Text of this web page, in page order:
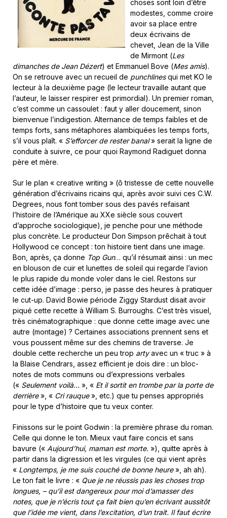
choses sont loin d’être
modestes, comme croire
avoir sa place entre
deux écrivains de
chevet, Jean de la Ville
de Mirmont (Les
dimanches de Jean Dézert) et Emmanuel Bove (Mes amis).
On se retrouve avec un recueil de punchlinesqui met KO le
lecteur à la deuxième page (le lecteur travaille autant que
l’auteur, le laisser respirer est primordial). Un premier roman,
c’est comme un cassoulet : faut y aller doucement, sinon
bienvenue l’indigestion. Alternance de temps faibles et de
temps forts, sans métaphores alambiquées les temps forts,
s’il vous plaît. « S’efforcer de rester banal» serait la ligne de
conduite à suivre, ce pour quoi Raymond Radiguet donna
père et mère.
Sur le plan « creative writing » (ô tristesse de cette nouvelle
génération d’écrivains ricains qui, après avoir suivi ces C.W.
Degrees, nous font tomber sous des pavés refaisant
l’histoire de l’Amérique au XXe siècle sous couvert
d’approche sociologique), je penche pour une méthode
plus concrète. Le producteur Don Simpson prêchait à tout
Hollywood ce concept : ton histoire tient dans une image.
Bon, après, ça donne Top Gun… qu’il résumait ainsi : un mec
en blouson de cuir et lunettes de soleil qui regarde l’avion
le plus rapide du monde voler dans le ciel. Restons sur
cette idée d’image : perso, je passe des heures à pratiquer
le cut-up. David Bowie période Ziggy Stardust disait avoir
piqué cette recette à William S. Burroughs. C’est très visuel,
très cinématographique : que donne cette image avec une
autre (montage) ? Certaines associations prennent sens et
vous poussent même sur des chemins de traverse. Je
double cette recherche un peu trop artyavec un « truc » à
la Blaise Cendrars, assez efficient je dois dire : un bloc-
notes de mots communs ou d’expressions verbales
(« Seulement voilà… », « Et il sortit en trombe par la porte de
derrière», « Cri rauque», etc.) que tu penses appropriés
pour le type d’histoire que tu veux conter.
Finissons sur le point Godwin : la première phrase du roman.
Celle qui donne le ton. Mieux vaut faire concis et sans
bavure (« Aujourd’hui, maman est morte. »), quitte après à
partir dans la digression et les virgules (ce qui vient après
« Longtemps, je me suis couché de bonne heure», ah ah).
Le ton fait le livre : « Que je ne réussis pas les choses trop
longues, – qu’il est dangereux pour moi d’amasser des
notes, que je n’écris tout ça fait bien qu’en écrivant aussitôt
que l’idée me vient, dans l’excitation, d’un trait. Il faut écrire